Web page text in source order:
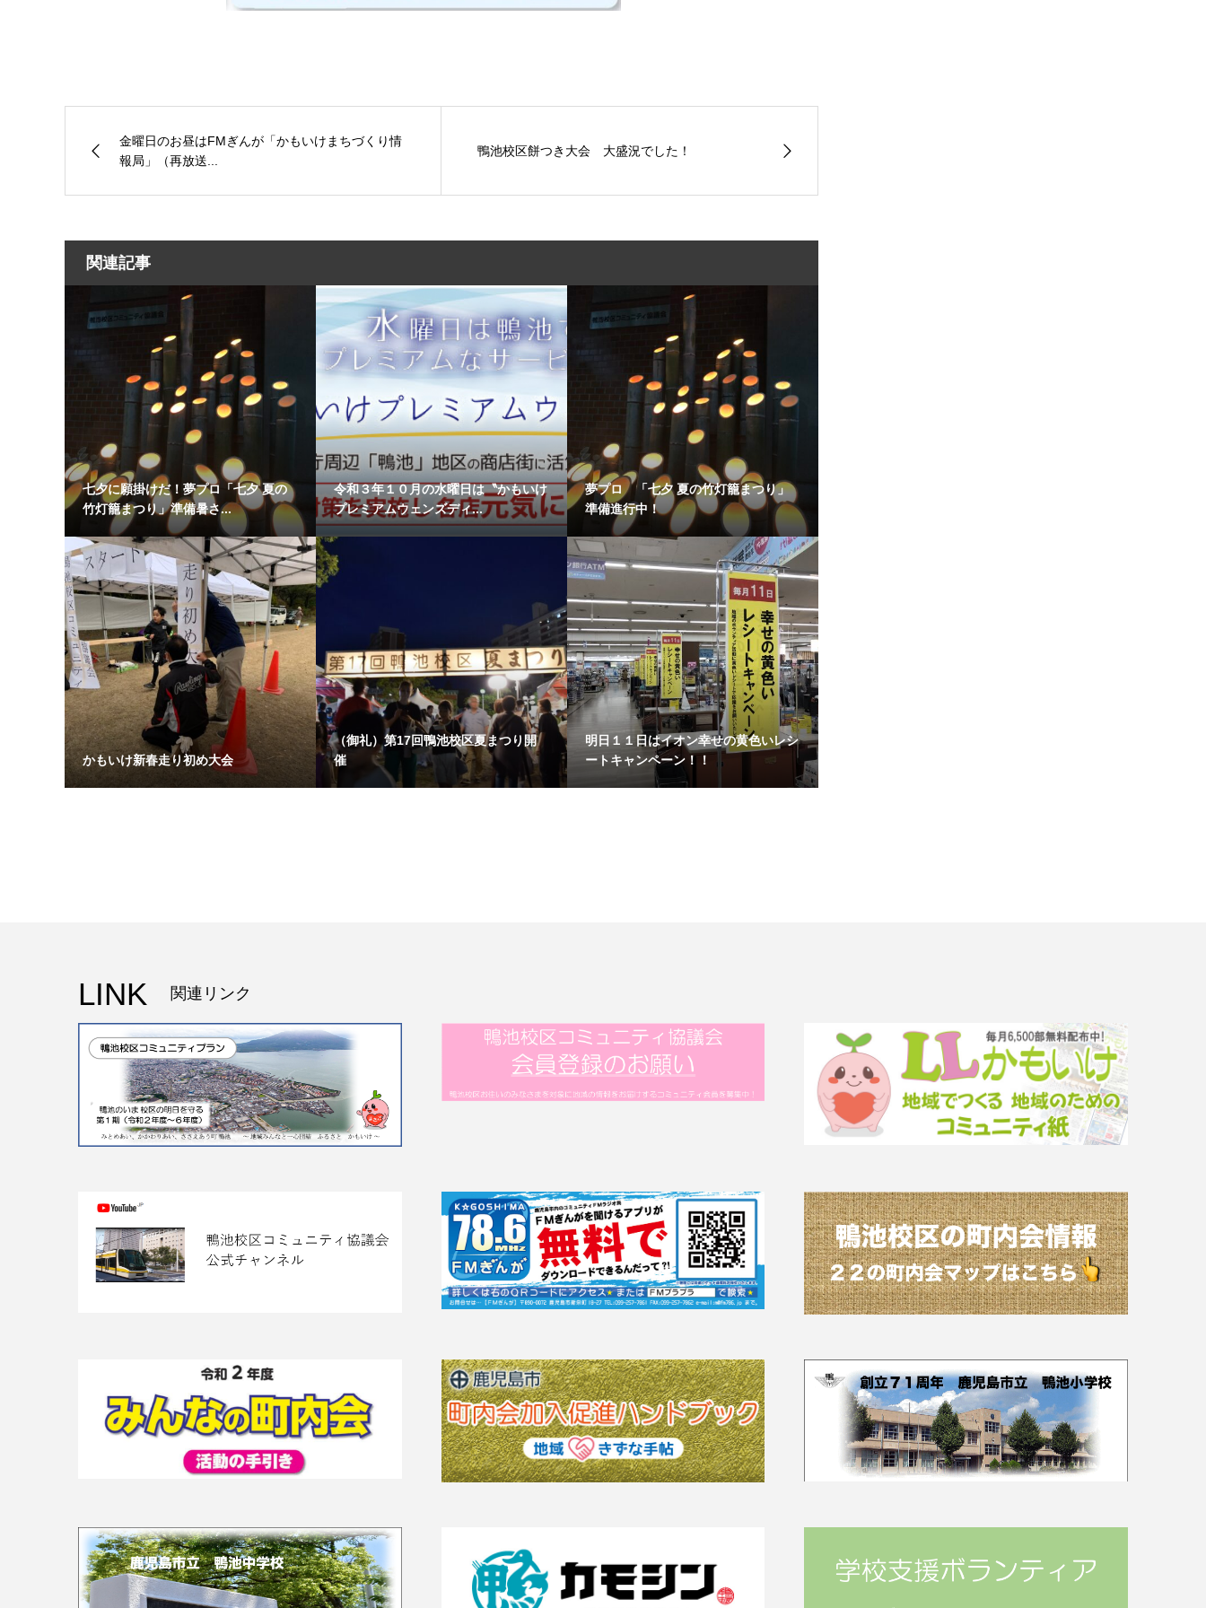
金曜日のお昼はFMぎんが「かもいけまちづくり情
報局」（再放送...
鴨池校区餅つき大会 大盛況でした！
関連記事
七夕に願掛けだ！夢プロ「七夕 夏の
竹灯籠まつり」準備暑さ...
令和３年１０月の水曜日は〝かもいけ
プレミアムウェンズディ...
夢プロ 「七夕 夏の竹灯籠まつり」
準備進行中！
かもいけ新春走り初め大会
（御礼）第17回鴨池校区夏まつり開
催
明日１１日はイオン幸せの黄色いレシ
ートキャンペーン！！
LINK 関連リンク